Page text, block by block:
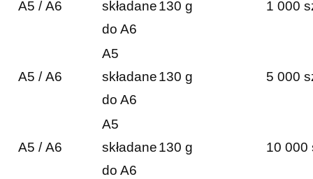
A5 / A6
składane
do A6
130 g 1 000
A5 / A6
A5
składane
do A6
130 g 5 000
A5 / A6
A5
składane
do A6
130 g 10 000